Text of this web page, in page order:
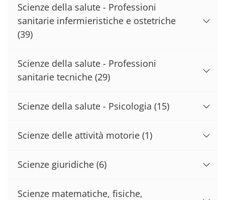
Scienze della salute - Professioni
sanitarie infermieristiche e ostetriche
(39)
Scienze della salute - Professioni
sanitarie tecniche (29)
Scienze della salute - Psicologia (15)
Scienze delle attività motorie (1)
Scienze giuridiche (6)
Scienze matematiche, fisiche,